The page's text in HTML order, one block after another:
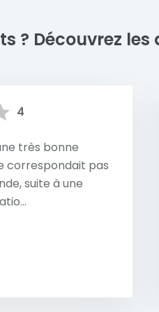
En savoir plus
? Découvrez
4
très bonne
correspondait pas
suite à une